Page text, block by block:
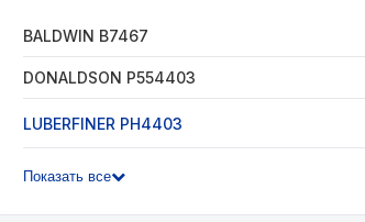
BALDWIN B7467
DONALDSON P554403
LUBERFINER PH4403
Показать все